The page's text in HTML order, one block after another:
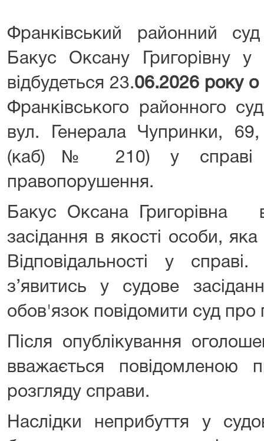
Франківський районний
Бакус Оксану Григорівну у
відбудеться 23.06.2026 року о
Франківського районного
вул. Генерала Чупринки,
(каб)№ 210) у справі
правопорушення.
Бакус Оксана Григорівна
засідання в якості особи,
Відповідальності у
з’явитись у судове
обов'язок повідомити суд про
Після опублікування
вважається повідомленою
розгляду справи.
Наслідки неприбуття у